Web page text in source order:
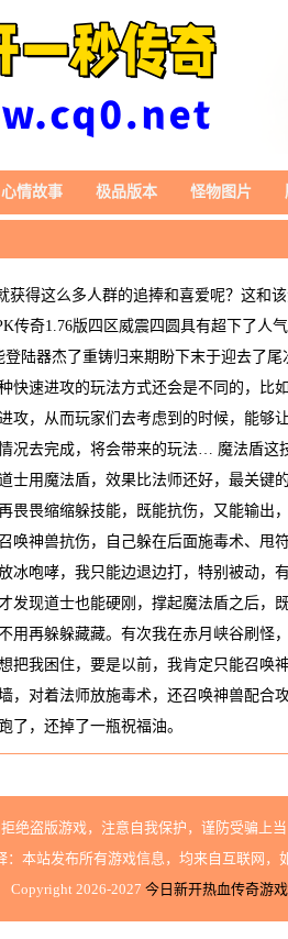
心情故事 极品版本 怪物图片
获得这么多人群的追捧和喜爱呢？这和
传奇1.76版四区威震四圆具有超下了人
登陆器杰了重铸归来期盼下末于迎去了
快速进攻的玩法方式还会是不同的，比
攻，从而玩家们去考虑到的时候，能够
况去完成，将会带来的玩法… 魔法盾这
士用魔法盾，效果比法师还好，最关键
畏畏缩缩躲技能，既能抗伤，又能输出
唤神兽抗伤，自己躲在后面施毒术、甩
冰咆哮，我只能边退边打，特别被动，
发现道士也能硬刚，撑起魔法盾之后，
用再躲躲藏藏。有次我在赤月峡谷刷怪
把我困住，要是以前，我肯定只能召唤
，对着法师放施毒术，还召唤神兽配合
了，还掉了一瓶祝福油。
拒绝盗版游戏，注意自我保护，谨防受骗上
：本站发布所有游戏信息，均来自互联网
Copyright 2026-2027 今日新开热血传奇游